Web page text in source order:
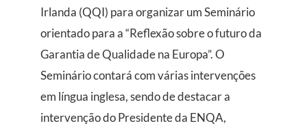
Irlanda (QQI) para organizar um Seminário
orientado para a “Reflexão sobre o futuro da
Garantia de Qualidade na Europa”. O
Seminário contará com várias intervenções
em língua inglesa, sendo de destacar a
intervenção do Presidente da ENQA,